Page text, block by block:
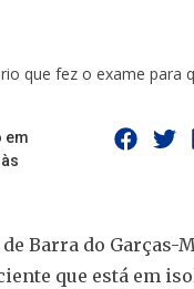
que fez o exame para
em
Barra do Garças-
que está em